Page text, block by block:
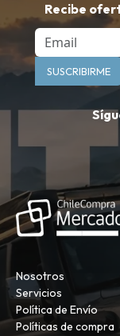
Recibe
Email
SUSCRIBIRME
Nosotros
Servicios
Política de Envío
Políticas de compra